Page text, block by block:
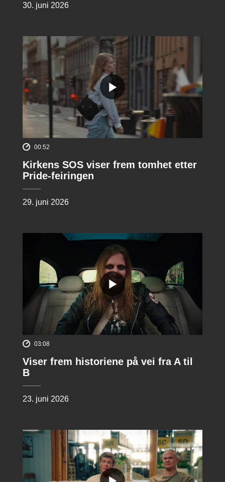
30. juni 2026
00:52
Kirkens SOS viser frem tomhet etter
Pride-feiringen
29. juni 2026
03:08
Viser frem historiene på vei fra A til
B
23. juni 2026